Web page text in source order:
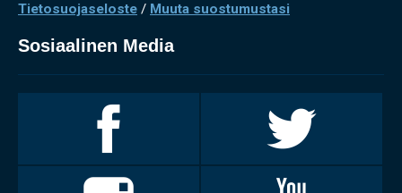
Tietosuojaseloste / Muuta suostumustasi
Sosiaalinen Media
Facebookissa
Twitterissä
Invalidiliitto